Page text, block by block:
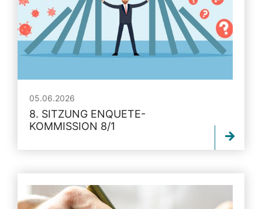
05.06.2026
8. SITZUNG ENQUETE-
KOMMISSION 8/1